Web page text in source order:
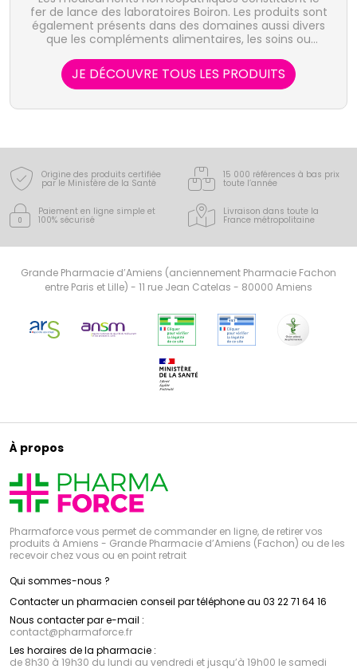
fer de lance des laboratoires Boiron. Les produits sont
également présents dans des domaines aussi divers
que les compléments alimentaires, les soins ou
JE DÉCOUVRE TOUS LES PRODUITS
Origine des produits certifiée
par le Ministère de la Santé
15 000 références à bas prix
toute l’année
Paiement en ligne simple et
100% sécurisé
Livraison dans toute la
France métropolitaine
Grande Pharmacie d’Amiens (anciennement Pharmacie Fachon
entre Paris et Lille) - 11 rue Jean Catelas - 80000 Amiens
À propos
Pharmaforce vous permet de commander en ligne, de retirer vos
produits à Amiens - Grande Pharmacie d’Amiens (Fachon) ou de les
recevoir chez vous ou en point retrait
Qui sommes-nous ?
Contacter un pharmacien conseil par téléphone au 03 22 71 64 16
Nous contacter par e-mail :
contact@pharmaforce.fr
Les horaires de la pharmacie :
de 8h30 à 19h30 du lundi au vendredi et jusqu’à 19h00 le samedi